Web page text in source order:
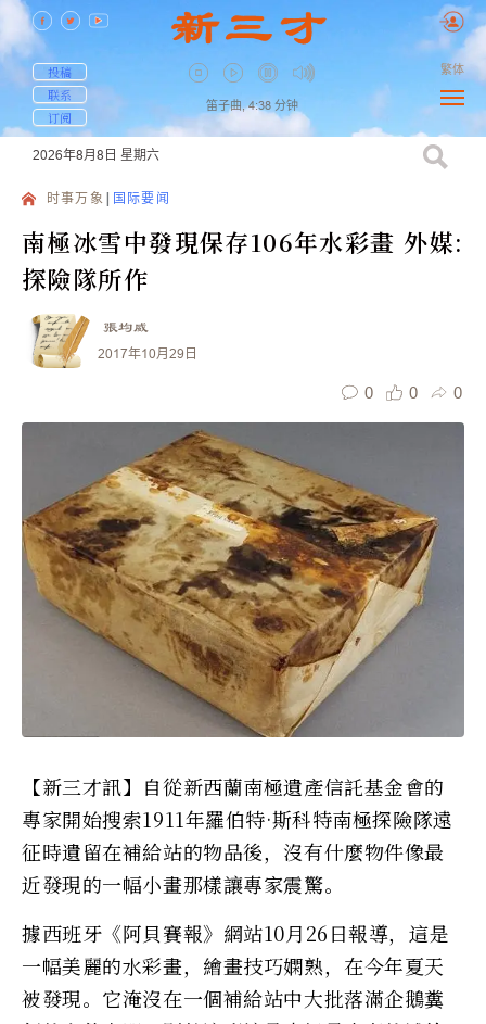
投稿
联系
订阅
笛子曲, 4:38 分钟
繁体
2026年8月8日 星期六
时事万象 国际要闻
南極冰雪中發現保存106年水彩畫 外媒:
探險隊所作
張均威
2017年10月29日
0 0 0
【新三才訊】自從新西蘭南極遺產信託基金會的
專家開始搜索1911年羅伯特·斯科特南極探險隊遠
征時遺留在補給站的物品後，沒有什麼物件像最
近發現的一幅小畫那樣讓專家震驚。
據西班牙《阿貝賽報》網站10月26日報導，這是
一幅美麗的水彩畫，繪畫技巧嫻熟，在今年夏天
被發現。它淹沒在一個補給站中大批落滿企鵝糞